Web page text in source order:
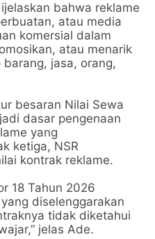
bahwa reklame
atau media
komersial dalam
atau menarik
jasa, orang,
besaran Nilai Sewa
dasar pengenaan
yang
ketiga, NSR
kontrak reklame.
18 Tahun 2026
diselenggarakan
tidak diketahui
jelas Ade.